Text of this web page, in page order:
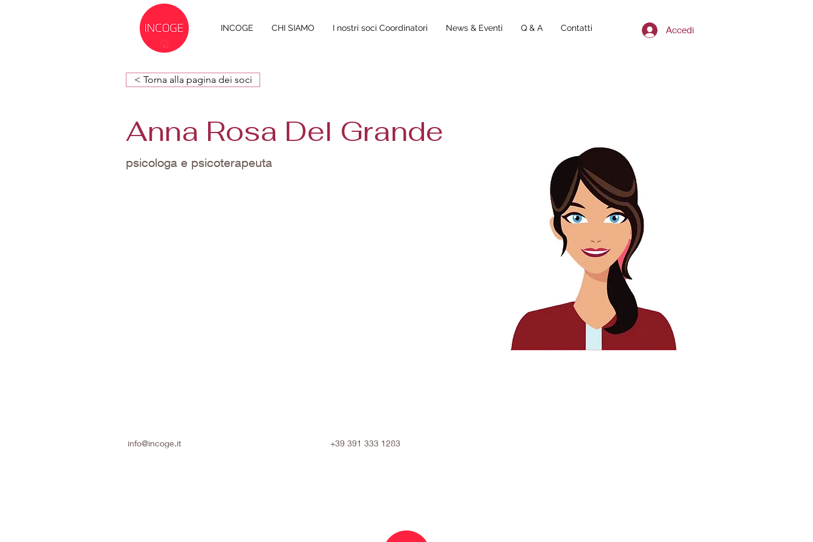
INCOGE CHI SIAMO I nostri soci Coordinatori News & Eventi Q & A Contatti Accedi
< Torna alla pagina dei soci
Anna Rosa Del Grande
psicologa e psicoterapeuta
info@incoge.it +39 391 333 1283